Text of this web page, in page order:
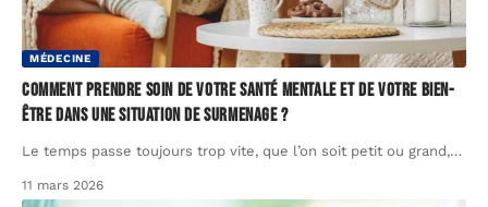
MÉDECINE
Comment prendre soin de votre santé mentale et de votre bien-
être dans une situation de surmenage ?
Le temps passe toujours trop vite, que l’on soit petit ou grand,…
11 mars 2026